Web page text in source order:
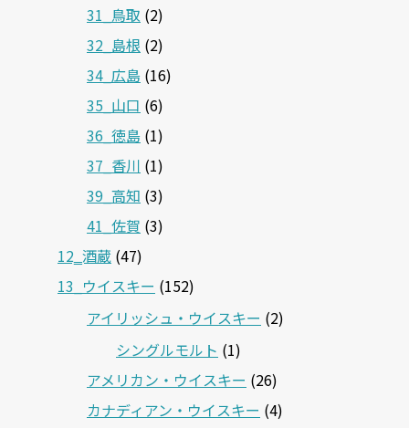
31_鳥取 (2)
32_島根 (2)
34_広島 (16)
35_山口 (6)
36_徳島 (1)
37_香川 (1)
39_高知 (3)
41_佐賀 (3)
12‗酒蔵 (47)
13_ウイスキー (152)
アイリッシュ・ウイスキー (2)
シングルモルト (1)
アメリカン・ウイスキー (26)
カナディアン・ウイスキー (4)